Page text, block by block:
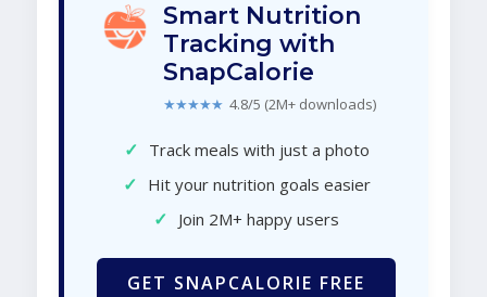
Smart Nutrition
Tracking with
SnapCalorie
★★★★★ 4.8/5 (2M+ downloads)
✓ Track meals with just a photo
✓ Hit your nutrition goals easier
✓ Join 2M+ happy users
GET SNAPCALORIE FREE